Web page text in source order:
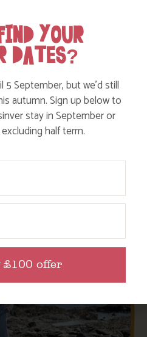
YOUR
DATES?
5 September, but we’d still
autumn. Sign up below to
stay in September or
half term.
£100 offer